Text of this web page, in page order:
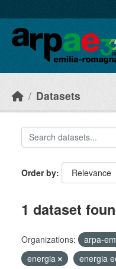
Datasets
Order by
1 dataset
Organizations: arpa-
energia
energia